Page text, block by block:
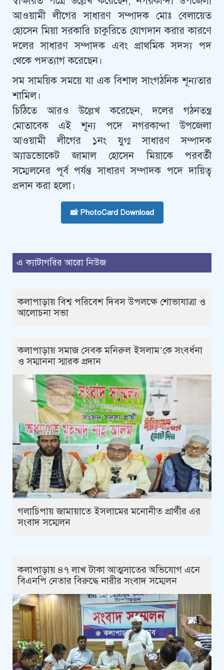
আওয়ামী লীগের সাধারণ সম্পাদক মোঃ বেলায়েত
হোসেন মিয়া সরকারি চাকুরিতে যোগদান করার কারণে
দলের সাধারণ সম্পাদক এবং প্রাথমিক সদস্য পদ
থেকে পদত্যাগ করেছেন।
সম সাময়িক সময়ে যা এক বিশাল সাংগঠনিক শূন্যতার
শামিল।
চিঠিতে আরও উল্লেখ করেছেন, দলের গঠনতন্ত্র
মোতাবেক এই শূন্য পদে নগরকান্দা উপজেলা
আওয়ামী লীগের ১নং যুগ্ম সাধারণ সম্পাদক
অ্যাডভোকেট জামাল হোসেন মিয়াকে পরবর্তী
সম্মেলনের পূর্ব পর্যন্ত সাধারণ সম্পাদক পদে দায়িত্ব
প্রদান করা হলো।
📸 PhotoCard Download
এ ক্যাটাগরির আরো নিউজ
কলাপাড়ায় বিশ্ব পরিবেশ দিবস উপলক্ষে শোভাযাত্রা ও
আলোচনা সভা
কলাপাড়ায় সমাজ সেবক মনিরুল ইসলাম’কে সংবর্ধনা
ও সম্মাননা স্মারক প্রদান
গলাচিপায় জামায়াতে ইসলামের মনোনীত প্রার্থীর এর
সংবাদ সম্মেলন
কলাপাড়ায় ৪৭ লাখ টাকা আত্মসাতের অভিযোগ এনে
বিএনপি নেতার বিরুদ্ধে নারীর সংবাদ সম্মেলন